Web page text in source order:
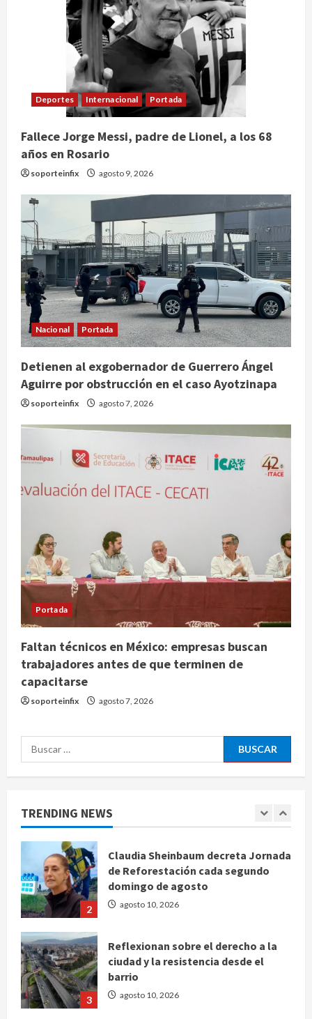
n Deportes Internacional Portada
Fallece Jorge Messi, padre de Lionel, a los 68
años en Rosario
soporteinfix agosto 9, 2026
Nacional Portada
Detienen al exgobernador de Guerrero Ángel
Aguirre por obstrucción en el caso Ayotzinapa
soporteinfix agosto 7, 2026
Portada
Faltan técnicos en México: empresas buscan
trabajadores antes de que terminen de
capacitarse
soporteinfix agosto 7, 2026
Buscar:
TRENDING NEWS
Claudia Sheinbaum decreta Jornada
domingo de agosto
agosto 10, 2026
Reflexionan sobre el derecho a la
ciudad y la resistencia desde el
Jardín Hidalgo de Coyoacán atrae
mariposas y aves tras convertirse
en espacio polinizador
agosto 10, 2026
5
Planta Tecolote-La Gloria recibió
tres veces fondos internacionales y
agosto 10, 2026
Se registran 43 mil 619 aspirantes
para el examen de ingreso a la
UNAM
2
de Reforestación cada segundo
domingo de agosto
agosto 10, 2026
3
ciudad y la resistencia desde el
barrio
agosto 10, 2026